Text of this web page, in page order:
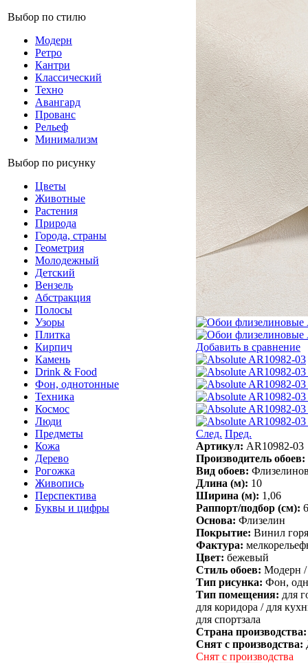
Выбор по стилю
Модерн
Ретро
Кантри
Классический
Техно
Авангард
Прованс
Рельеф
Минимализм
Выбор по рисунку
Цветы
Животные
Растения
Природа
Города, страны
Геометрия
Молодежный
Детский
Вензель
Абстракция
Полосы
Узоры
Плитка
Кирпич
Камень
Drink & Food
Фон, однотонные
Техника
Космос
Люди
Предметы
Кожа
Дерево
Рогожка
Живопись
Перспектива
Буквы и цифры
Добавить в сравнение
След. Пред.
Артикул: AR10982-03
Производитель обоев:
Вид обоев:
Длина (м): 10
Ширина (м): 1,06
Раппорт/подбор (см):
Основа: Флизелин
Покрытие: Винил
Фактура:
Цвет: бежевый
Стиль обоев: Модерн /
Тип рисунка: Фон,
Тип помещения: для
для коридора / для
для спортзала
Страна
Снят с производства:
Снят с производства